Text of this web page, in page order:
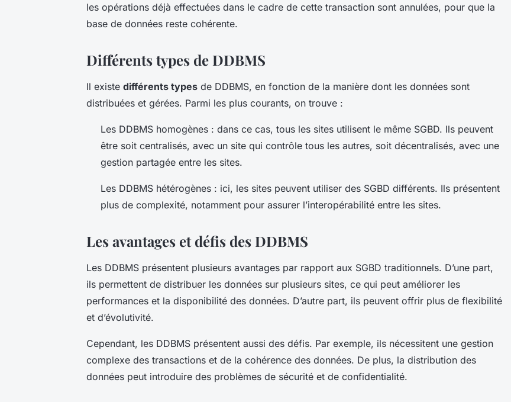
les opérations déjà effectuées dans le cadre de cette transaction sont annulées, pour que la
base de données reste cohérente.
Différents types de DDBMS
Il existe différents types de DDBMS, en fonction de la manière dont les données sont
distribuées et gérées. Parmi les plus courants, on trouve :
Les DDBMS homogènes : dans ce cas, tous les sites utilisent le même SGBD. Ils peuvent
être soit centralisés, avec un site qui contrôle tous les autres, soit décentralisés, avec une
gestion partagée entre les sites.
Les DDBMS hétérogènes : ici, les sites peuvent utiliser des SGBD différents. Ils présentent
plus de complexité, notamment pour assurer l’interopérabilité entre les sites.
Les avantages et défis des DDBMS
Les DDBMS présentent plusieurs avantages par rapport aux SGBD traditionnels. D’une part,
ils permettent de distribuer les données sur plusieurs sites, ce qui peut améliorer les
performances et la disponibilité des données. D’autre part, ils peuvent offrir plus de flexibilité
et d’évolutivité.
Cependant, les DDBMS présentent aussi des défis. Par exemple, ils nécessitent une gestion
complexe des transactions et de la cohérence des données. De plus, la distribution des
données peut introduire des problèmes de sécurité et de confidentialité.